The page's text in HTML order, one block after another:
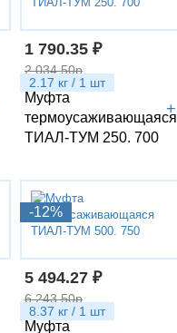
2.17 кг / 1 шт
1 790.35 ₽
+
2 034.50р
Муфта
термоусаживающаяся
ТИАЛ-ТУМ 250. 700
-12%
8.37 кг / 1 шт
5 494.27 ₽
6 243.50р
Муфта